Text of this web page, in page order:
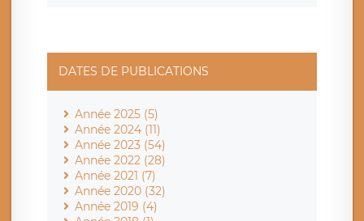
DATES DE PUBLICATIONS
Année 2025 (5)
Année 2024 (11)
Année 2023 (54)
Année 2022 (28)
Année 2021 (7)
Année 2020 (32)
Année 2019 (4)